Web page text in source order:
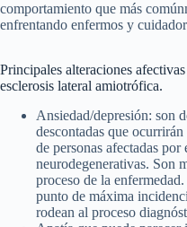
comportamiento que más
enfrentando enfermos y
Principales alteraciones
esclerosis lateral amiotrófica.
Ansiedad/depresión: son
descontadas que
de personas afectadas por
neurodegenerativas. Son
proceso de la
punto de máxima
rodean al proceso